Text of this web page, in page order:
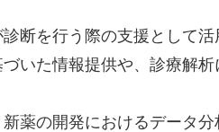
断を行う際の支援として活
いた情報提供や、診療解
薬の開発におけるデータ